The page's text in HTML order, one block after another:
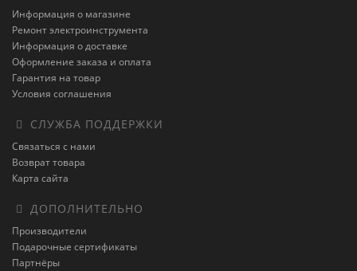
Информация о магазине
Ремонт электроинструмента
Информация о доставке
Оформление заказа и оплата
Гарантия на товар
Условия соглашения
СЛУЖБА ПОДДЕРЖКИ
Связаться с нами
Возврат товара
Карта сайта
ДОПОЛНИТЕЛЬНО
Производители
Подарочные сертификаты
Партнёры